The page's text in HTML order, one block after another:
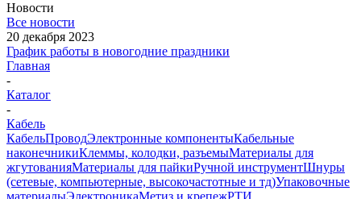
Новости
Все новости
20 декабря 2023
График работы в новогодние праздники
Главная
-
Каталог
-
Кабель
КабельПроводЭлектронные компонентыКабельные
наконечникиКлеммы, колодки, разъемыМатериалы для
жгутованияМатериалы для пайкиРучной инструментШнуры
(сетевые, компьютерные, высокочастотные и тд)Упаковочные
материалыЭлектроникаМетиз и крепежРТИ